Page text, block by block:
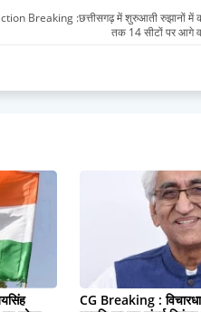
Breaking :छत्तीसगढ़ में शुरुआती रुझानों में
तक 14 सीटों पर आगे
CG Breaking :